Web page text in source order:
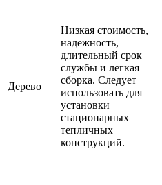
Дерево
Низкая стоимость,
надежность,
длительный срок
службы и легкая
сборка. Следует
использовать для
установки
стационарных
тепличных
конструкций.